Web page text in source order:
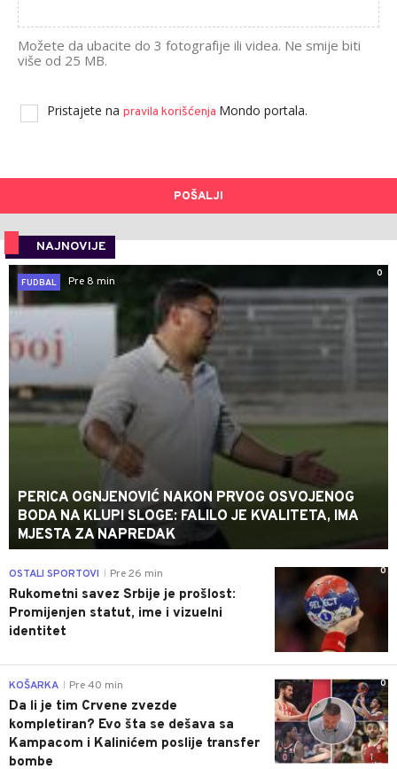
Možete da ubacite do 3 fotografije ili videa. Ne smije biti
više od 25 MB.
Pristajete na pravila korišćenja Mondo portala.
POŠALJI
NAJNOVIJE
0
FUDBAL
Pre 8 min
PERICA OGNJENOVIĆ NAKON PRVOG OSVOJENOG
BODA NA KLUPI SLOGE: FALILO JE KVALITETA, IMA
MJESTA ZA NAPREDAK
0
OSTALI SPORTOVI Pre 26 min
Rukometni savez Srbije je prošlost:
Promijenjen statut, ime i vizuelni
identitet
0
KOŠARKA Pre 40 min
Da li je tim Crvene zvezde
kompletiran? Evo šta se dešava sa
Kampacom i Kalinićem poslije transfer
bombe